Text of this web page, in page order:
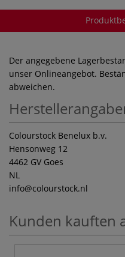
Der angegebene
unser Onlineangebot.
abweichen.
Colourstock Benelux b.v.
Hensonweg 12
4462 GV Goes
NL
info@colourstock.nl
Kunden kauften